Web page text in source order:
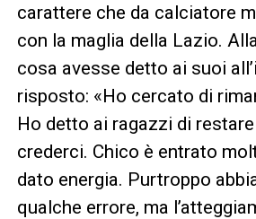
carattere che da calciatore
con la maglia della Lazio.
cosa avesse detto ai suoi
risposto: «Ho cercato di
Ho detto ai ragazzi di
crederci. Chico è entrato
dato energia. Purtroppo
qualche errore, ma